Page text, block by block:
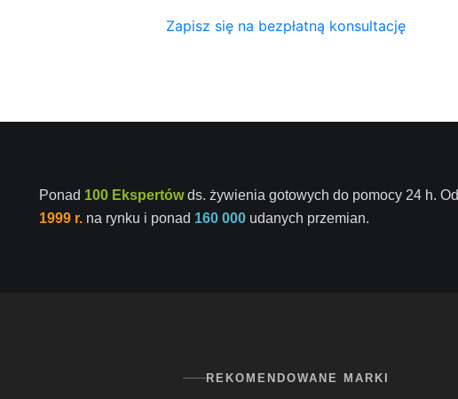
Zapisz się na bezpłatną konsultację
Ponad 100 Ekspertówds. żywienia gotowych do pomocy 24 h. Od
1999 r.na rynku i ponad 160 000udanych przemian.
REKOMENDOWANE MARKI